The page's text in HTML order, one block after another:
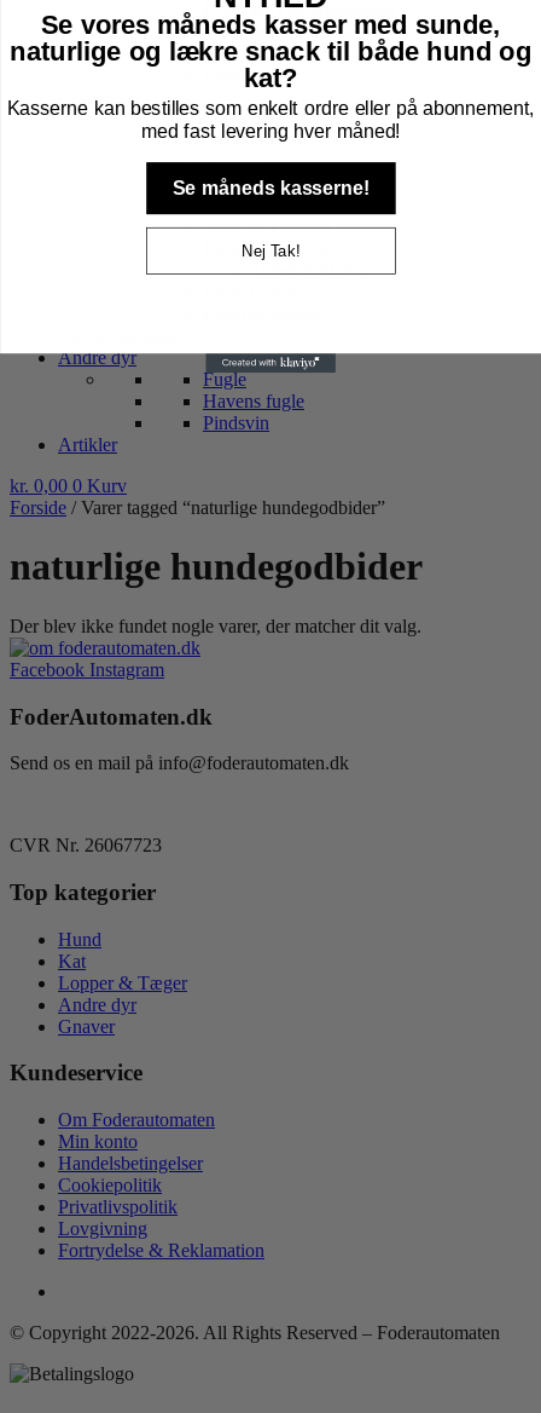
Hule, kurv & kradsetræer
Halsbånd, sele, line & tegn
Kattebakker & tilbehør
Højtider kat
Gnavere
Foder til Gnavere
Godbidder
Legetøj
Pleje
Seler og Liner til gnavere
Bure til Gnavere
Tilbehør til bur
Andre dyr
Fugle
Havens fugle
Pindsvin
Artikler
kr. 0,00 0 Kurv
Forside / Varer tagged “naturlige hundegodbider”
naturlige hundegodbider
Der blev ikke fundet nogle varer, der matcher dit valg.
Facebook Instagram
FoderAutomaten.dk
Send os en mail på info@foderautomaten.dk
CVR Nr. 26067723
Top kategorier
Hund
Kat
Lopper & Tæger
Andre dyr
Gnaver
Kundeservice
Om Foderautomaten
Min konto
Handelsbetingelser
Cookiepolitik
Privatlivspolitik
Lovgivning
Fortrydelse & Reklamation
© Copyright 2022-2026. All Rights Reserved – Foderautomaten
Se vores måneds kasser med sunde,
naturlige og lækre snack til både hund og
kat?
Kasserne kan bestilles som enkelt ordre eller på abonnement,
med fast levering hver måned!
Se måneds kasserne!
Nej Tak!